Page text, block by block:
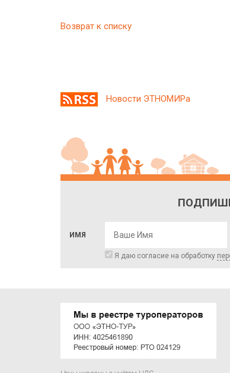
Возврат к списку
Новости ЭТНОМИРа
ИМЯ
Я даю согласие на обработку